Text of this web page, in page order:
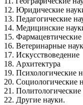
12. Юридические
13. Педагогические
14. Медицинские
15. Фармацевтические
16. Ветеринарные
17. Искусствоведение
18. Архитектура
19. Психологические
20. Социологические
21. Политологические
22. Другие науки.